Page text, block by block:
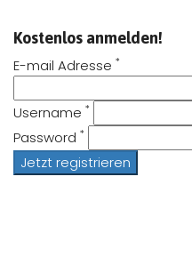
Kostenlos anmelden!
E-mail Adresse *
Username *
Password *
Jetzt registrieren